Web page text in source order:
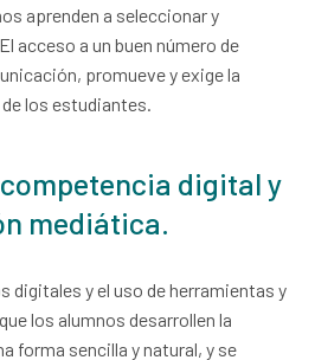
aprenden a seleccionar y
acceso a un buen número de
promueve y exige la
los estudiantes.
digital y
mediática.
digitales y el uso de herramientas y
los alumnos desarrollen la
forma sencilla y natural, y se